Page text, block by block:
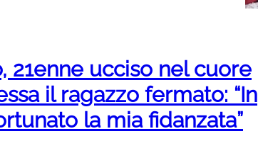
21enne ucciso nel cuore
il ragazzo fermato: “In
la mia fidanzata”